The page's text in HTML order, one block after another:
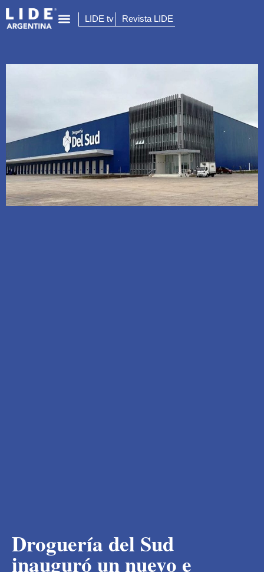
LIDE tv Revista LIDE
Droguería del Sud
inauguró un nuevo e